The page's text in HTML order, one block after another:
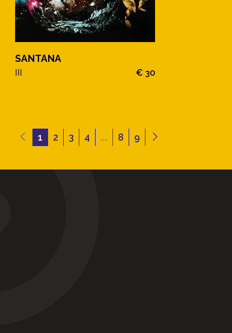
SANTANA
III € 30
1 2 3 4 ... 8 9